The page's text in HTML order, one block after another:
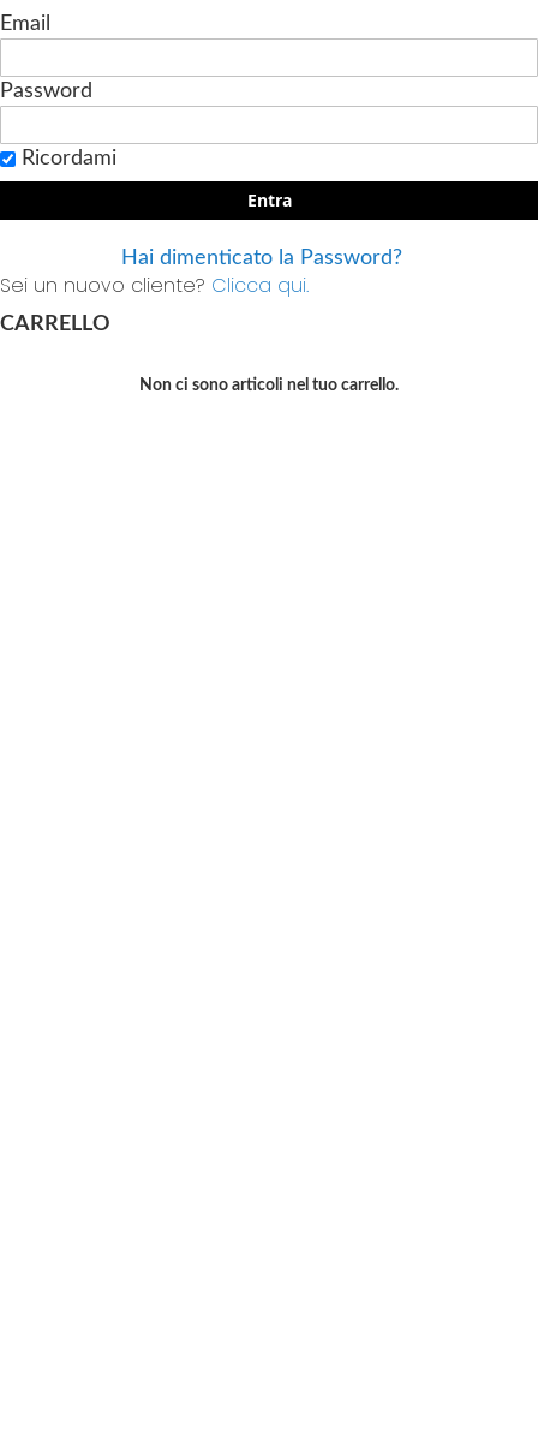
Email
Password
Ricordami
Entra
Hai dimenticato la Password?
Sei un nuovo cliente? Clicca qui.
CARRELLO
Non ci sono articoli nel tuo carrello.